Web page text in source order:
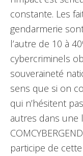
constante. Les
gendarmerie
l’autre de 10 à
cybercriminels
souveraineté
sens que si on
qui n’hésitent
autres dans une
participe de